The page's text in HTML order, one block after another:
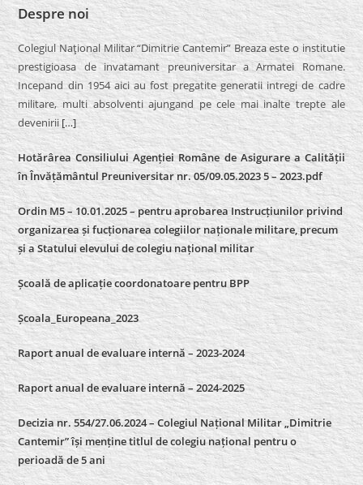
Despre noi
Colegiul Naţional Militar “Dimitrie Cantemir” Breaza este o institutie
prestigioasa de invatamant preuniversitar a Armatei Romane.
Incepand din 1954 aici au fost pregatite generatii intregi de cadre
militare, multi absolventi ajungand pe cele mai inalte trepte ale
devenirii […]
Hotărârea Consiliului Agenției Române de Asigurare a Calității
în Învățământul Preuniversitar nr. 05/09.05.2023 5 – 2023.pdf
Ordin M5 – 10.01.2025 – pentru aprobarea Instrucțiunilor privind
organizarea și fucționarea colegiilor naționale militare, precum
și a Statului elevului de colegiu național militar
Școală de aplicație coordonatoare pentru BPP
Școala_Europeana_2023
Raport anual de evaluare internă – 2023-2024
Raport anual de evaluare internă –2024-2025
Decizia nr. 554/27.06.2024 – Colegiul Național Militar „Dimitrie
Cantemir” își menține titlul de colegiu național pentru o
perioadă de 5 ani